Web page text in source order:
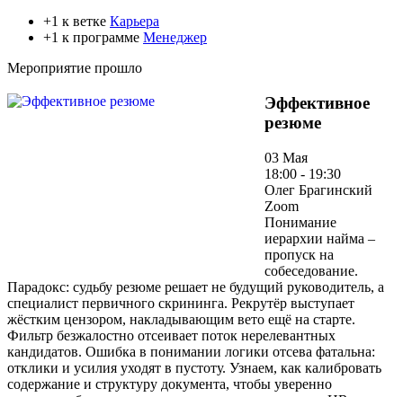
+1 к ветке Карьера
+1 к программе Менеджер
Мероприятие прошло
Эффективное
резюме
03 Мая
18:00 - 19:30
Олег Брагинский
Zoom
Понимание
иерархии найма –
пропуск на
собеседование.
Парадокс: судьбу резюме решает не будущий руководитель, а
специалист первичного скрининга. Рекрутёр выступает
жёстким цензором, накладывающим вето ещё на старте.
Фильтр безжалостно отсеивает поток нерелевантных
кандидатов. Ошибка в понимании логики отсева фатальна:
отклики и усилия уходят в пустоту. Узнаем, как калибровать
содержание и структуру документа, чтобы уверенно